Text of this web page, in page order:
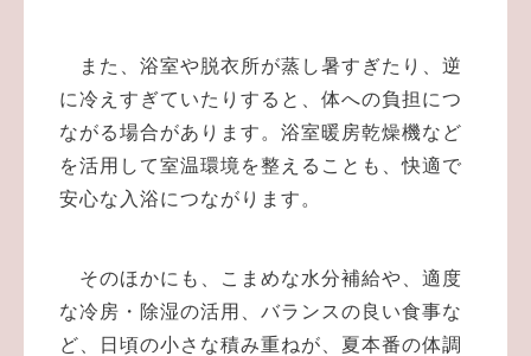
また、浴室や脱衣所が蒸し暑すぎたり、逆
に冷えすぎていたりすると、体への負担につ
ながる場合があります。浴室暖房乾燥機など
を活用して室温環境を整えることも、快適で
安心な入浴につながります。
そのほかにも、こまめな水分補給や、適度
な冷房・除湿の活用、バランスの良い食事な
ど、日頃の小さな積み重ねが、夏本番の体調